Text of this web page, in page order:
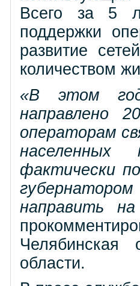
Всего за 5
поддержки
развитие
количеством
«В этом
направлено
операторам
фактически
направить
Челябинская
области.